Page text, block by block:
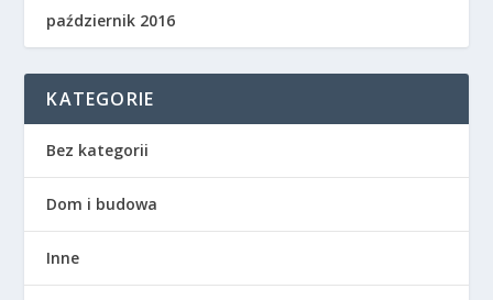
październik 2016
KATEGORIE
Bez kategorii
Dom i budowa
Inne